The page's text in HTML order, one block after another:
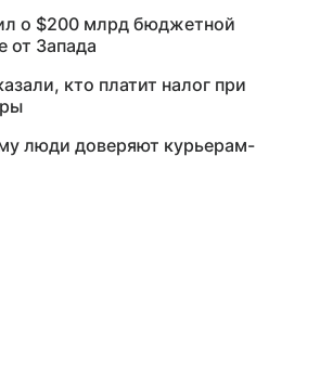
о $200 млрд бюджетной
от Запада
кто платит налог при
люди доверяют курьерам-